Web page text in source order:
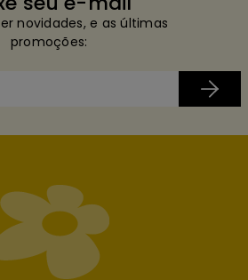
novidades, e as últimas
promoções: